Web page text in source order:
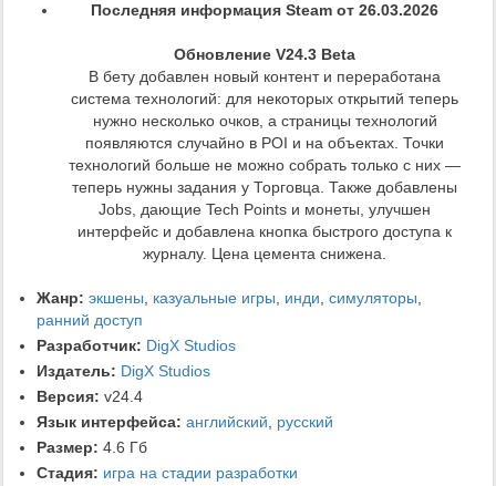
Последняя информация Steam от 26.03.2026
Обновление V24.3 Beta
В бету добавлен новый контент и переработана
система технологий: для некоторых открытий теперь
нужно несколько очков, а страницы технологий
появляются случайно в POI и на объектах. Точки
технологий больше не можно собрать только с них —
теперь нужны задания у Торговца. Также добавлены
Jobs, дающие Tech Points и монеты, улучшен
интерфейс и добавлена кнопка быстрого доступа к
журналу. Цена цемента снижена.
Жанр: экшены, казуальные игры, инди, симуляторы,
ранний доступ
Разработчик: DigX Studios
Издатель: DigX Studios
Версия: v24.4
Язык интерфейса: английский, русский
Размер: 4.6 Гб
Стадия: игра на стадии разработки